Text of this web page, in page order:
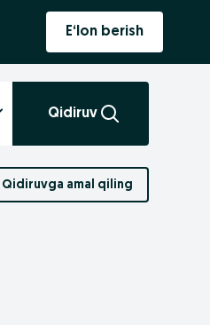
E‘lon berish
Qidiruv
Qidiruvga amal qiling